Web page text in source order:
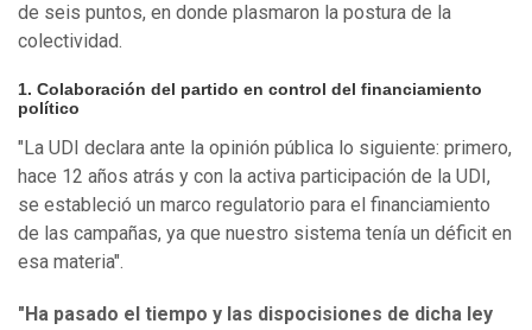
de seis puntos, en donde plasmaron la postura de la
colectividad.
1. Colaboración del partido en control del financiamiento
político
"La UDI declara ante la opinión pública lo siguiente: primero,
hace 12 años atrás y con la activa participación de la UDI,
se estableció un marco regulatorio para el financiamiento
de las campañas, ya que nuestro sistema tenía un déficit en
esa materia".
"Ha pasado el tiempo y las dispocisiones de dicha ley